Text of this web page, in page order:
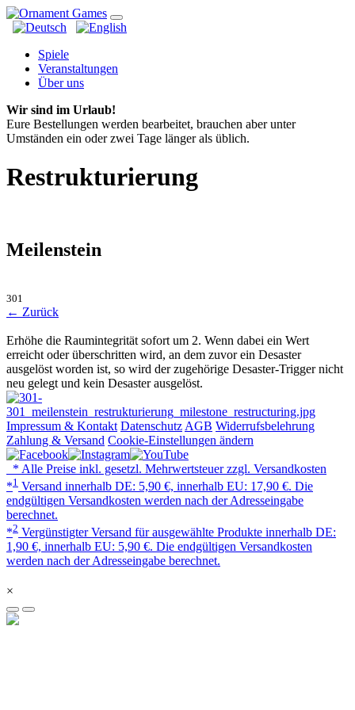
Spiele
Veranstaltungen
Über uns
Wir sind im Urlaub!
Eure Bestellungen werden bearbeitet, brauchen aber unter
Umständen ein oder zwei Tage länger als üblich.
Restrukturierung
Meilenstein
301
← Zurück
Erhöhe die Raumintegrität sofort um 2. Wenn dabei ein Wert
erreicht oder überschritten wird, an dem zuvor ein Desaster
ausgelöst worden ist, so wird der zugehörige Desaster-Trigger nicht
neu gelegt und kein Desaster ausgelöst.
Impressum & Kontakt Datenschutz AGB Widerrufsbelehrung
Zahlung & Versand Cookie-Einstellungen ändern
* Alle Preise inkl. gesetzl. Mehrwertsteuer zzgl. Versandkosten
*1 Versand innerhalb DE: 5,90 €, innerhalb EU: 17,90 €. Die
endgültigen Versandkosten werden nach der Adresseingabe
berechnet.
*2 Vergünstigter Versand für ausgewählte Produkte innerhalb DE:
1,90 €, innerhalb EU: 5,90 €. Die endgültigen Versandkosten
werden nach der Adresseingabe berechnet.
×